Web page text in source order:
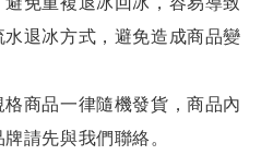
水退冰方式，避免造成商品變
商品一律隨機發貨，商品內
請先與我們聯絡。